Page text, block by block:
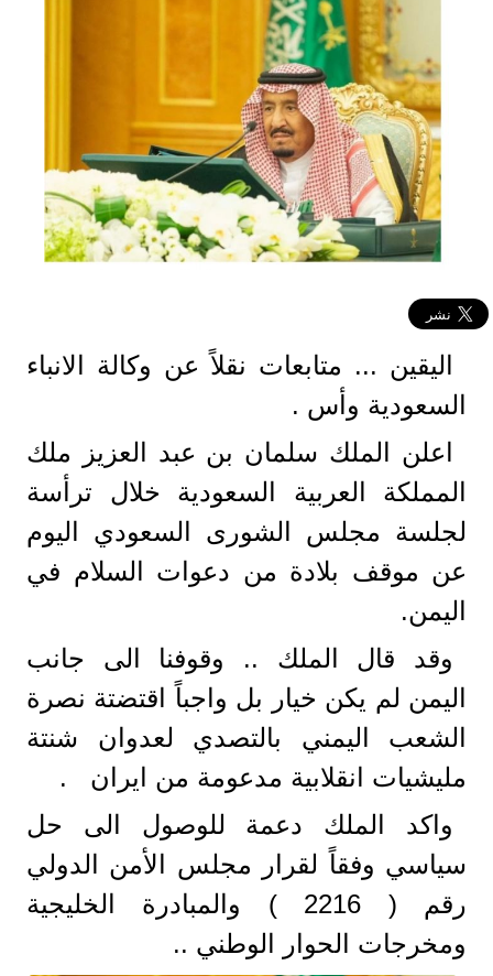
اليقين ... متابعات نقلاً عن وكالة الانباء
السعودية وأس .
اعلن الملك سلمان بن عبد العزيز ملك
المملكة العربية السعودية خلال ترأسة
لجلسة مجلس الشورى السعودي اليوم
عن موقف بلادة من دعوات السلام في
اليمن.
وقد قال الملك .. وقوفنا الى جانب
اليمن لم يكن خيار بل واجباً اقتضتة نصرة
الشعب اليمني بالتصدي لعدوان شنتة
مليشيات انقلابية مدعومة من ايران .
واكد الملك دعمة للوصول الى حل
سياسي وفقاً لقرار مجلس الأمن الدولي
رقم ( 2216 ) والمبادرة الخليجية
ومخرجات الحوار الوطني ..